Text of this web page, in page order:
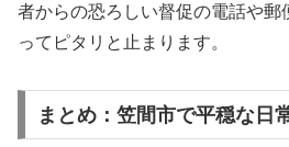
者からの恐ろしい督促の電話や郵
ってピタリと止まります。
まとめ：笠間市で平穏な日